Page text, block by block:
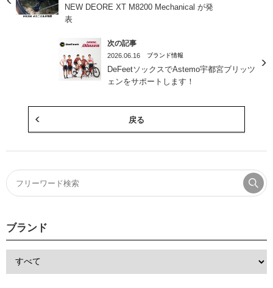
NEW DEORE XT M8200 Mechanical が発
表
次の記事
2026.06.16 ブランド情報
DeFeetソックスでAstemo宇都宮ブリッツ
ェンをサポートします！
戻る
ブランド